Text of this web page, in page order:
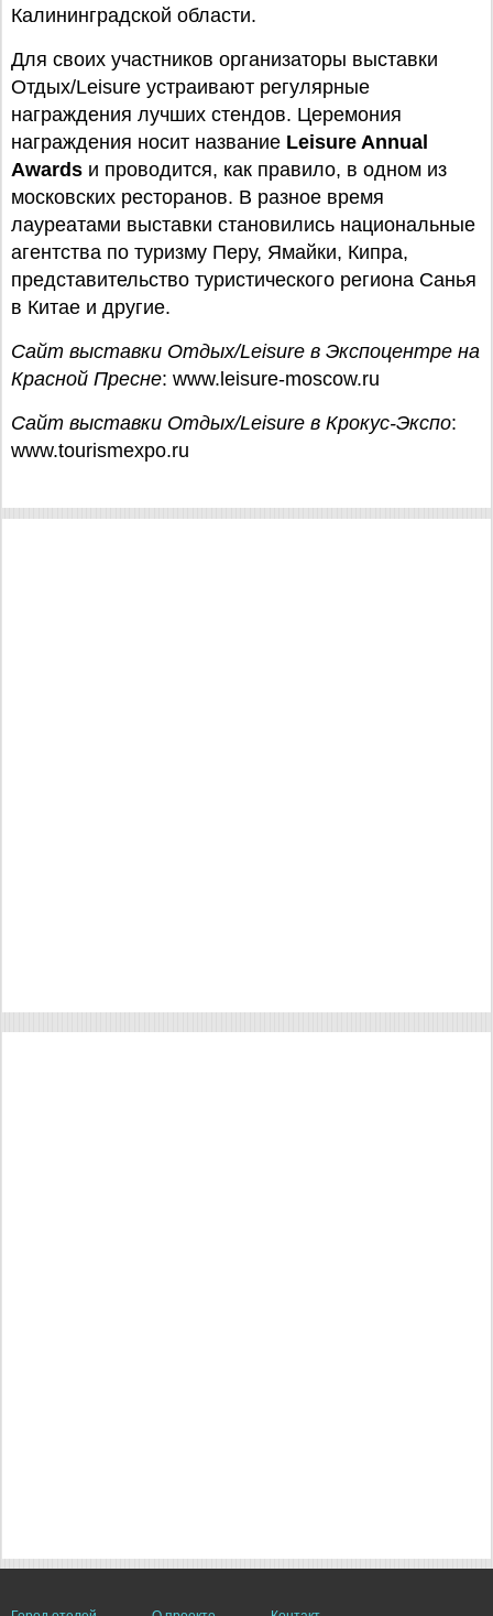
Калининградской области.
Для своих участников организаторы выставки
Отдых/Leisure устраивают регулярные
награждения лучших стендов. Церемония
награждения носит название Leisure Annual
Awards и проводится, как правило, в одном из
московских ресторанов. В разное время
лауреатами выставки становились национальные
агентства по туризму Перу, Ямайки, Кипра,
представительство туристического региона Санья
в Китае и другие.
Сайт выставки Отдых/Leisure в Экспоцентре на
Красной Пресне: www.leisure-moscow.ru
Сайт выставки Отдых/Leisure в Крокус-Экспо:
www.tourismexpo.ru